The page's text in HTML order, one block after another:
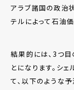
アラブ諸国の政治
テルによって石油
結果的には、3つ目
とになります。シ
て、以下のような予